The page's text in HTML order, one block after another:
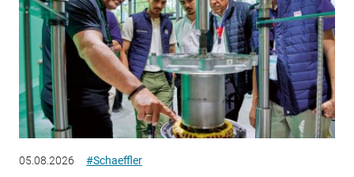
05.08.2026 #Schaeffler